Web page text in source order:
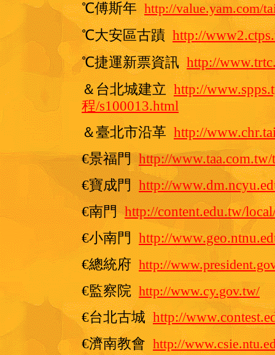
℃傅斯年http://value.yam.com/
℃大安區古蹟 http://
℃捷運新票資訊 http://
＆台北城建立 http://
程/s100013.html
＆臺北市沿革 http://
€景福門 http://
€寶成門 http://
€南門 http://content.edu.tw/
€小南門 http://
€總統府 http://
€監察院 http://www.cy.gov.tw/
€台北古城 http://
€濟南教會 http://